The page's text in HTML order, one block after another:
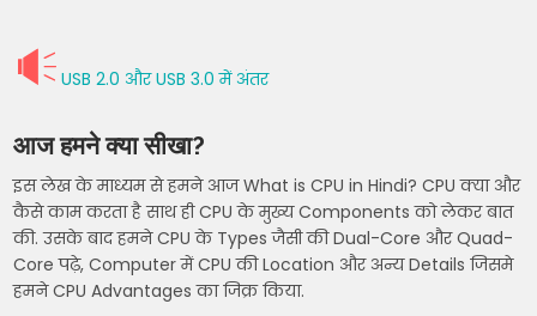
USB 2.0 और USB 3.0 में अंतर
आज हमने क्या सीखा?
इस लेख के माध्यम से हमने आज What is CPU in Hindi? CPU क्या और
कैसे काम करता है साथ ही CPU के मुख्य Components को लेकर बात
की. उसके बाद हमने CPU के Types जैसी की Dual-Core और Quad-
Core पढ़े, Computer में CPU की Location और अन्य Details जिसमे
हमने CPU Advantages का जिक्र किया.